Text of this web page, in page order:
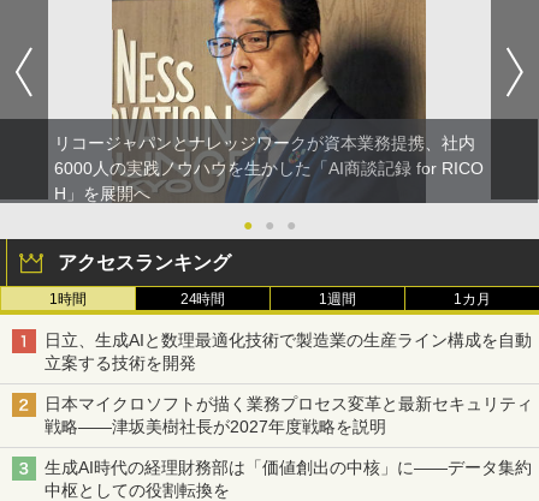
リコージャパンとナレッジワークが資本業務提携、社内
6000人の実践ノウハウを生かした「AI商談記録 for RICO
H」を展開へ
●
● ●
アクセスランキング
1時間 24時間 1週間 1カ月
日立、生成AIと数理最適化技術で製造業の生産ライン構成を自動
立案する技術を開発
日本マイクロソフトが描く業務プロセス変革と最新セキュリティ
戦略――津坂美樹社長が2027年度戦略を説明
生成AI時代の経理財務部は「価値創出の中核」に――データ集約
中枢としての役割転換を